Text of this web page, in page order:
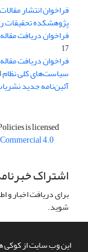
این وب سایت از کوکی
فراخوان انتشار
پژوهشکده تحقیقات
فراخوان دریافت
17
فراخوان دریافت
سیاست‌های کلی نظام
آئین‌نامه جدید
is licensed
4.0
اشتراک
برای دریافت اخبار
شوید.